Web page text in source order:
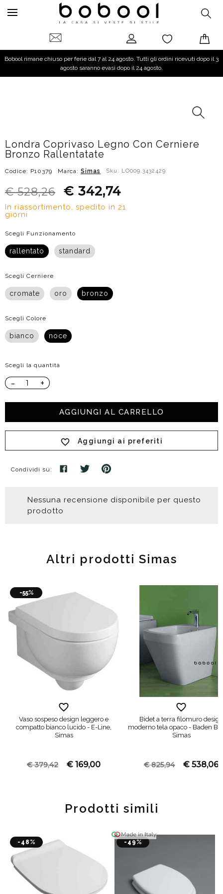
Bobool rimane chiuso per ferie dal 7 al 24 agosto. Tutti gli ordini ricevuti dopo il 3
agosto saranno evasi dopo il 24 agosto.
Londra Coprivaso Legno Con Cerniere
Bronzo Rallentatate
Codice: P10379 Marca: Simas Sku: LO009.3432429
€ 528,26 € 342,74
In riassortimento, spedito in 21
giorni
Scegli Funzionamento
rallentato standard
Scegli Cerniere
cromate oro bronzo
Scegli Colore
bianco noce
Scegli la quantità
- +
AGGIUNGI AL CARRELLO
Aggiungi ai preferiti
Condividi su:
Nessuna recensione disponibile per questo
prodotto
Altri prodotti Simas
-55%
Vaso sospeso design leggero e
compatto bianco lucido - E-Line,
Simas
€ 379,42 € 169,00
Bidet a terra filomuro design
moderno tela opaco - Baden
Simas
€ 825,94 € 538,06
Prodotti simili
-48% -49%